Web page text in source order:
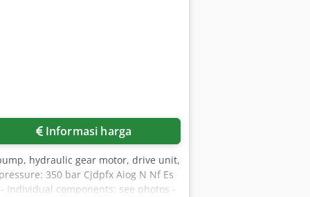
Informasi harga
hydraulic gear motor, drive unit,
350 bar Cjdpfx Aiog N Nf Es
Individual components: see photos -